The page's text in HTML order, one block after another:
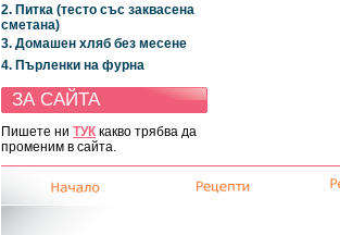
2. Питка (тесто със заквасена
сметана)
3. Домашен хляб без месене
4. Пърленки на фурна
ЗА САЙТА
Пишете ни ТУК какво трябва да
променим в сайта.